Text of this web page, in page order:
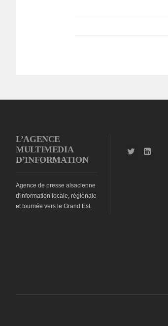
L’AGENCE
MULTIMEDIA
D’INFORMATION
Agence de presse alsacienne
d'information locale, régionale
et tournée vers le Grand Est.